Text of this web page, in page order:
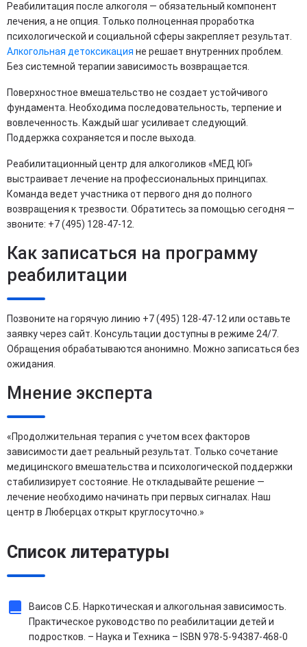
Реабилитация после алкоголя — обязательный компонент
лечения, а не опция. Только полноценная проработка
психологической и социальной сферы закрепляет результат.
Алкогольная детоксикация не решает внутренних проблем.
Без системной терапии зависимость возвращается.
Поверхностное вмешательство не создает устойчивого
фундамента. Необходима последовательность, терпение и
вовлеченность. Каждый шаг усиливает следующий.
Поддержка сохраняется и после выхода.
Реабилитационный центр для алкоголиков «МЕД ЮГ»
выстраивает лечение на профессиональных принципах.
Команда ведет участника от первого дня до полного
возвращения к трезвости. Обратитесь за помощью сегодня —
звоните: +7 (495) 128-47-12.
Как записаться на программу
реабилитации
Позвоните на горячую линию +7 (495) 128-47-12 или оставьте
заявку через сайт. Консультации доступны в режиме 24/7.
Обращения обрабатываются анонимно. Можно записаться без
ожидания.
Мнение эксперта
«Продолжительная терапия с учетом всех факторов
зависимости дает реальный результат. Только сочетание
медицинского вмешательства и психологической поддержки
стабилизирует состояние. Не откладывайте решение —
лечение необходимо начинать при первых сигналах. Наш
центр в Люберцах открыт круглосуточно.»
Список литературы
Ваисов С.Б. Наркотическая и алкогольная зависимость.
Практическое руководство по реабилитации детей и
подростков. – Наука и Техника – ISBN 978-5-94387-468-0